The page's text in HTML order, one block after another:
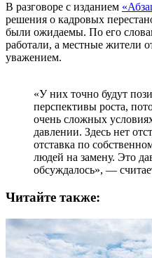
В разговоре с изданием
решения о кадровых
были ожидаемы. По его
работали, а местные жители
уважением.
«У них точно будут
перспективы роста,
очень сложных
давлении. Здесь нет
отставка по
людей на замену. Это
обсуждалось», —
Читайте также: